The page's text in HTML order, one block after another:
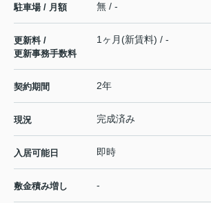
駐車場 / 月額 無 / -
更新料 /
更新事務手数料
1ヶ月(新賃料) / -
契約期間 2年
現況 完成済み
入居可能日 即時
敷金積み増し -